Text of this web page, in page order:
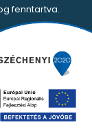
fenntartva.